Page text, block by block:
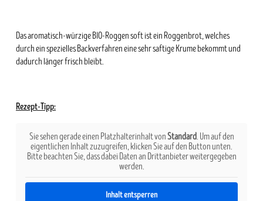
VORBESTELLUNG
NEWS
Das aromatisch-würzige BIO-Roggen soft ist ein Roggenbrot, welches
durch ein spezielles Backverfahren eine sehr saftige Krume bekommt und
dadurch länger frisch bleibt.
Rezept-Tipp:
Sie sehen gerade einen Platzhalterinhalt vonStandard. Um auf den
eigentlichen Inhalt zuzugreifen, klicken Sie auf den Button unten.
Bitte beachten Sie, dass dabei Daten an Drittanbieter weitergegeben
werden.
Inhalt entsperren